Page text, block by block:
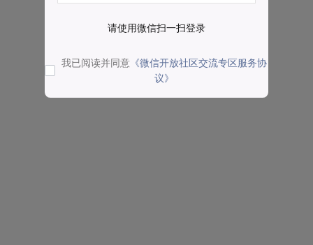
请使用微信扫一扫登录
我已阅读并同意 《微信开放社区交流专区服务协
议》